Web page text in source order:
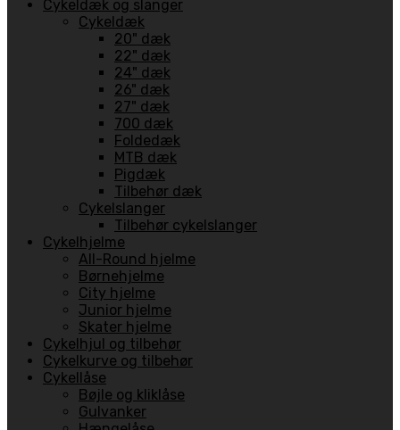
Cykeldæk og slanger
Cykeldæk
20" dæk
22" dæk
24" dæk
26" dæk
27" dæk
700 dæk
Foldedæk
MTB dæk
Pigdæk
Tilbehør dæk
Cykelslanger
Tilbehør cykelslanger
Cykelhjelme
All-Round hjelme
Børnehjelme
City hjelme
Junior hjelme
Skater hjelme
Cykelhjul og tilbehør
Cykelkurve og tilbehør
Cykellåse
Bøjle og kliklåse
Gulvanker